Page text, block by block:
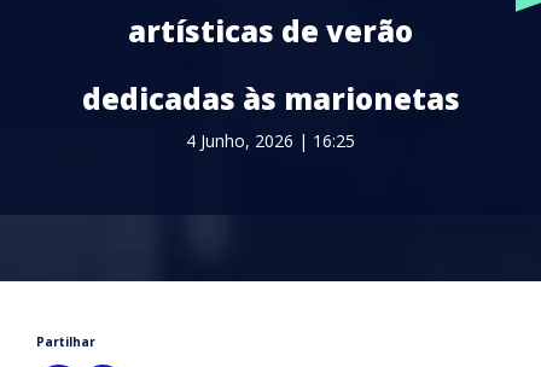
artísticas de verão
dedicadas às marionetas
4 Junho, 2026 | 16:25
Partilhar